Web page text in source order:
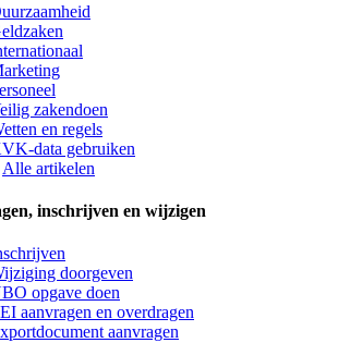
zakendoen
en regels
data gebruiken
Alle artikelen
inschrijven en wijzigen
doorgeven
opgave doen
aanvragen en overdragen
aanvragen